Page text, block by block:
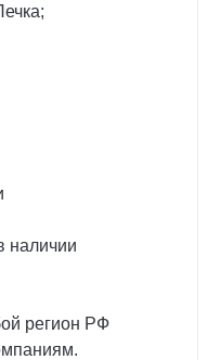
наличии
регион РФ